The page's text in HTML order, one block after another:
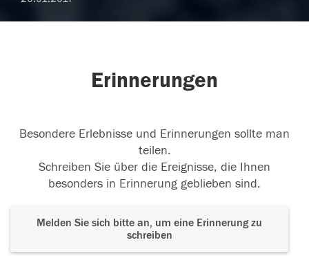
Erinnerungen
Besondere Erlebnisse und Erinnerungen sollte man
teilen.
Schreiben Sie über die Ereignisse, die Ihnen
besonders in Erinnerung geblieben sind.
Melden Sie sich bitte an, um eine Erinnerung zu
schreiben